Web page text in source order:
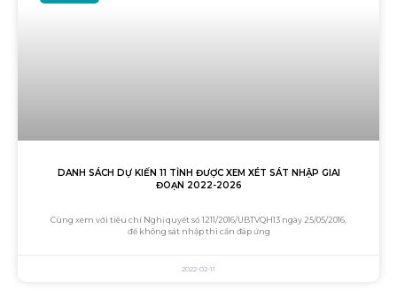
DANH SÁCH DỰ KIẾN 11 TỈNH ĐƯỢC XEM XÉT SÁT NHẬP GIAI
ĐOẠN 2022-2026
Cùng xem với tiêu chí Nghị quyết số 1211/2016/UBTVQH13 ngày 25/05/2016,
để không sát nhập thì cần đáp ứng
2022-02-11